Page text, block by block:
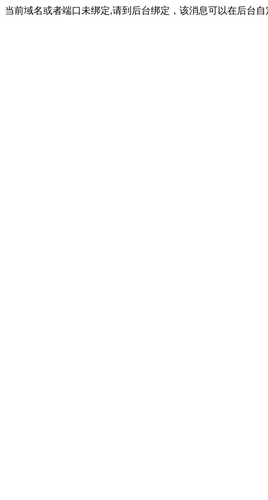
当前域名或者端口未绑定,请到后台绑定，该消息可以在后台自